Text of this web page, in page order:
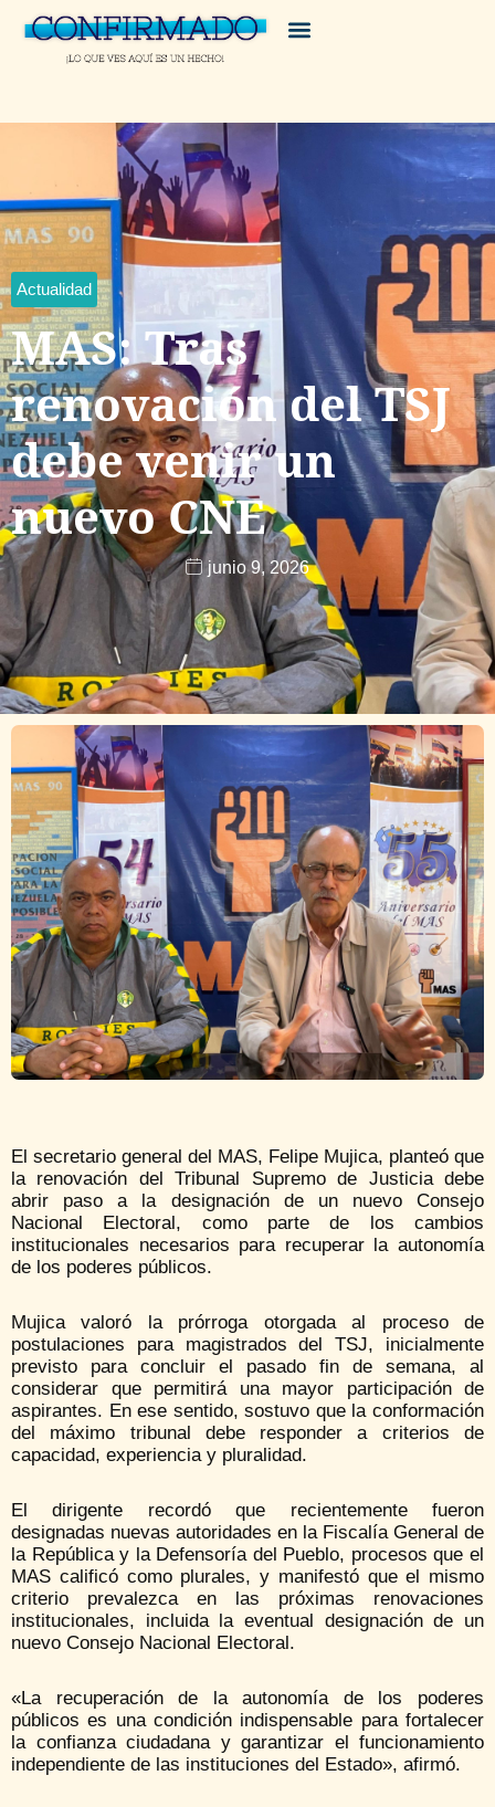
Actualidad
MAS: Tras
renovación del TSJ
debe venir un
nuevo CNE
junio 9, 2026
El secretario general del MAS, Felipe Mujica, planteó que
la renovación del Tribunal Supremo de Justicia debe
abrir paso a la designación de un nuevo Consejo
Nacional Electoral, como parte de los cambios
institucionales necesarios para recuperar la autonomía
de los poderes públicos.
Mujica valoró la prórroga otorgada al proceso de
postulaciones para magistrados del TSJ, inicialmente
previsto para concluir el pasado fin de semana, al
considerar que permitirá una mayor participación de
aspirantes. En ese sentido, sostuvo que la conformación
del máximo tribunal debe responder a criterios de
capacidad, experiencia y pluralidad.
El dirigente recordó que recientemente fueron
designadas nuevas autoridades en la Fiscalía General de
la República y la Defensoría del Pueblo, procesos que el
MAS calificó como plurales, y manifestó que el mismo
criterio prevalezca en las próximas renovaciones
institucionales, incluida la eventual designación de un
nuevo Consejo Nacional Electoral.
«La recuperación de la autonomía de los poderes
públicos es una condición indispensable para fortalecer
la confianza ciudadana y garantizar el funcionamiento
independiente de las instituciones del Estado», afirmó.